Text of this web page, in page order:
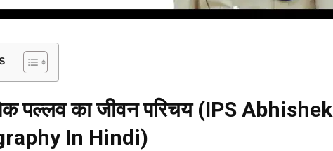
पल्लव का जीवन परिचय (IPS Abhishek
In Hindi)